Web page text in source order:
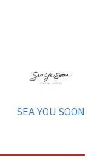
SEA YOU SOON